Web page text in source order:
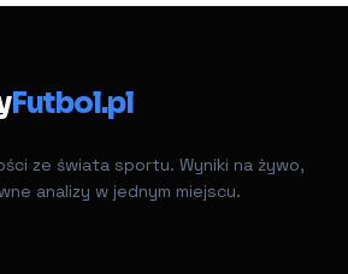
Futbol.pl
ze świata sportu. Wyniki na żywo,
analizy w jednym miejscu.